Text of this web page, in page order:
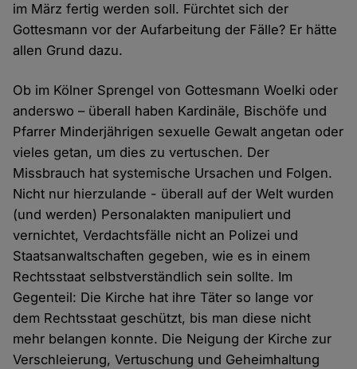
im März fertig werden soll. Fürchtet sich der
Gottesmann vor der Aufarbeitung der Fälle? Er hätte
allen Grund dazu.
Ob im Kölner Sprengel von Gottesmann Woelki oder
anderswo – überall haben Kardinäle, Bischöfe und
Pfarrer Minderjährigen sexuelle Gewalt angetan oder
vieles getan, um dies zu vertuschen. Der
Missbrauch hat systemische Ursachen und Folgen.
Nicht nur hierzulande - überall auf der Welt wurden
(und werden) Personalakten manipuliert und
vernichtet, Verdachtsfälle nicht an Polizei und
Staatsanwaltschaften gegeben, wie es in einem
Rechtsstaat selbstverständlich sein sollte. Im
Gegenteil: Die Kirche hat ihre Täter so lange vor
dem Rechtsstaat geschützt, bis man diese nicht
mehr belangen konnte. Die Neigung der Kirche zur
Verschleierung, Vertuschung und Geheimhaltung